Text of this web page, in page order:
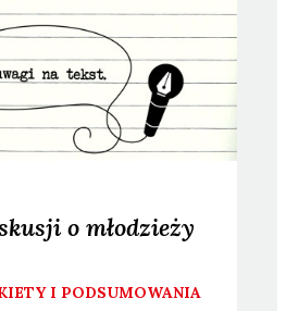
o młodzieży
I PODSUMOWANIA